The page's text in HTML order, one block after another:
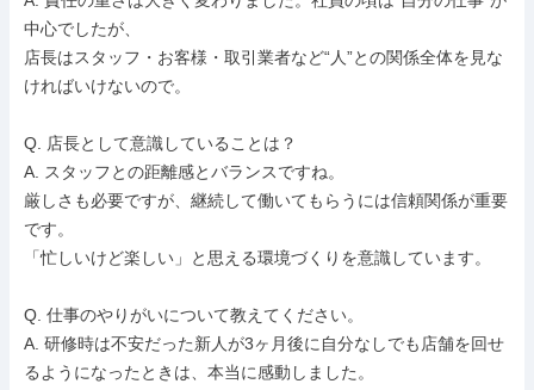
中心でしたが、
店長はスタッフ・お客様・取引業者など“人”との関係全体を見な
ければいけないので。
Q. 店長として意識していることは？
A. スタッフとの距離感とバランスですね。
厳しさも必要ですが、継続して働いてもらうには信頼関係が重要
です。
「忙しいけど楽しい」と思える環境づくりを意識しています。
Q. 仕事のやりがいについて教えてください。
A. 研修時は不安だった新人が3ヶ月後に自分なしでも店舗を回せ
るようになったときは、本当に感動しました。